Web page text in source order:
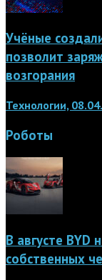
Учёные
позволит
возгорания
Технологии,
Роботы
В августе BYD
собственных